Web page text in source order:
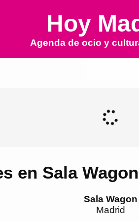
Hoy
Agenda de ocio y
en Sala
Sala Wagon
Madrid